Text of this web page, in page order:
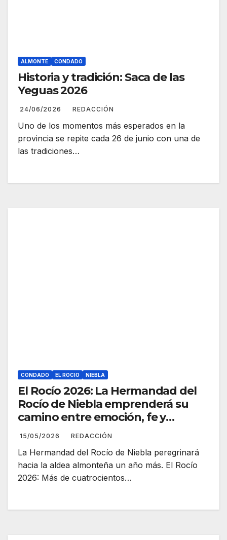
ALMONTE CONDADO
Historia y tradición: Saca de las
Yeguas 2026
24/06/2026 REDACCIÓN
Uno de los momentos más esperados en la
provincia se repite cada 26 de junio con una de
las tradiciones…
CONDADO EL ROCIO NIEBLA
El Rocío 2026: La Hermandad del
Rocío de Niebla emprenderá su
camino entre emoción, fe y
tradición
15/05/2026 REDACCIÓN
La Hermandad del Rocío de Niebla peregrinará
hacia la aldea almonteña un año más. El Rocío
2026: Más de cuatrocientos…